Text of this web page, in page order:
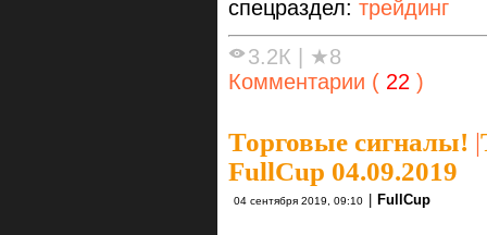
спецраздел: трейдинг
3.2К
★8
Комментарии ( 22 )
Торговые сигналы! |
FullCup 04.09.2019
04 сентября 2019, 09:10 FullCup